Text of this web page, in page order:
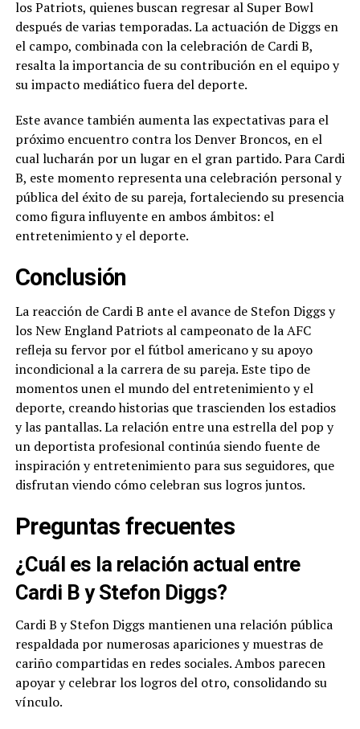
los Patriots, quienes buscan regresar al Super Bowl
después de varias temporadas. La actuación de Diggs en
el campo, combinada con la celebración de Cardi B,
resalta la importancia de su contribución en el equipo y
su impacto mediático fuera del deporte.
Este avance también aumenta las expectativas para el
próximo encuentro contra los Denver Broncos, en el
cual lucharán por un lugar en el gran partido. Para Cardi
B, este momento representa una celebración personal y
pública del éxito de su pareja, fortaleciendo su presencia
como figura influyente en ambos ámbitos: el
entretenimiento y el deporte.
Conclusión
La reacción de Cardi B ante el avance de Stefon Diggs y
los New England Patriots al campeonato de la AFC
refleja su fervor por el fútbol americano y su apoyo
incondicional a la carrera de su pareja. Este tipo de
momentos unen el mundo del entretenimiento y el
deporte, creando historias que trascienden los estadios
y las pantallas. La relación entre una estrella del pop y
un deportista profesional continúa siendo fuente de
inspiración y entretenimiento para sus seguidores, que
disfrutan viendo cómo celebran sus logros juntos.
Preguntas frecuentes
¿Cuál es la relación actual entre
Cardi B y Stefon Diggs?
Cardi B y Stefon Diggs mantienen una relación pública
respaldada por numerosas apariciones y muestras de
cariño compartidas en redes sociales. Ambos parecen
apoyar y celebrar los logros del otro, consolidando su
vínculo.